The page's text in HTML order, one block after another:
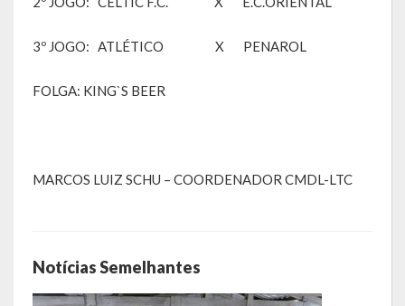
Apresentação
3º JOGO: ATLÉTICO X PENAROL
FOLGA: KING`S BEER
MARCOS LUIZ SCHU – COORDENADOR CMDL-LTC
Notícias Semelhantes